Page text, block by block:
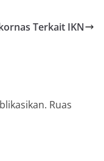
Terkait IKN
Ruas